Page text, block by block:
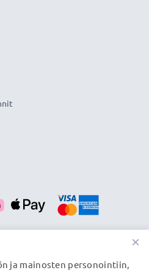
nopeasti kestävällä 8 Pin
Tilaa nyt, 3 vuoden
×
ja mainosten personointiin,